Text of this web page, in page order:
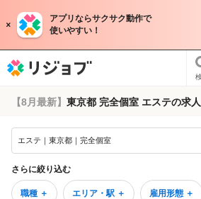
アプリならサクサク動作で
使いやすい！
【8月最新】 東京都 完全個室 エステの求
エステ｜東京都｜完全個室
さらに絞り込む
職種 ＋ エリア・駅 ＋ 雇用形態 ＋